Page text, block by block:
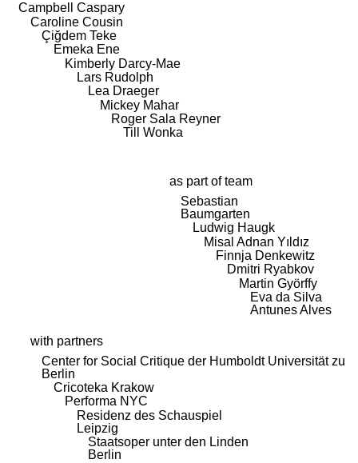
Campbell Caspary
Caroline Cousin
Çiğdem Teke
Emeka Ene
Kimberly Darcy-Mae
Lars Rudolph
Lea Draeger
Mickey Mahar
Roger Sala Reyner
Till Wonka
as part of team
Sebastian
Baumgarten
Ludwig Haugk
Misal Adnan Yıldız
Finnja Denkewitz
Dmitri Ryabkov
Martin Györffy
Eva da Silva
Antunes Alves
with partners
Center for Social Critique der Humboldt Universität zu
Berlin
Cricoteka Krakow
Performa NYC
Residenz des Schauspiel
Leipzig
Staatsoper unter den Linden
Berlin